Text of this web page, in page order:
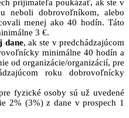
prijímateľa poukázať, ak ste v
neboli dobrovoľníkom, alebo
menej ako 40 hodín. Táto
3 €.
dane, ak ste v predchádzajúcom
minimálne 40 hodín a
od organizácie/organizácií, pre
roku dobrovoľnícky
fyzické osoby sú už uvedené
2% (3%) z dane v prospech 1